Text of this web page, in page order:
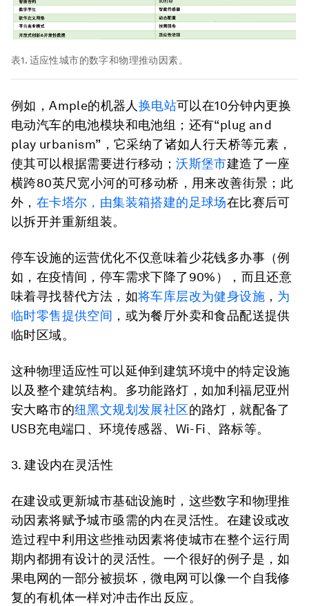
表1. 适应性城市的数字和物理推动因素。
例如，Ample的机器人换电站可以在10分钟内更换
电动汽车的电池模块和电池组；还有“plug and
play urbanism”，它采纳了诸如人行天桥等元素，
使其可以根据需要进行移动；沃斯堡市建造了一座
横跨80英尺宽小河的可移动桥，用来改善街景；此
外， 在卡塔尔，由集装箱搭建的足球场在比赛后可
以拆开并重新组装。
停车设施的运营优化不仅意味着少花钱多办事（例
如，在疫情间，停车需求下降了90%），而且还意
味着寻找替代方法，如将车库层改为健身设施 ， 为
临时零售提供空间 ，或为餐厅外卖和食品配送提供
临时区域。
这种物理适应性可以延伸到建筑环境中的特定设施
以及整个建筑结构。多功能路灯，如加利福尼亚州
安大略市的纽黑文规划发展社区的路灯，就配备了
USB充电端口、环境传感器、Wi-Fi、路标等。
3. 建设内在灵活性
在建设或更新城市基础设施时，这些数字和物理推
动因素将赋予城市亟需的内在灵活性。在建设或改
造过程中利用这些推动因素将使城市在整个运行周
期内都拥有设计的灵活性。一个很好的例子是，如
果电网的一部分被损坏，微电网可以像一个自我修
复的有机体一样对冲击作出反应。